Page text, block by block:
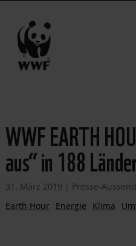
WWF EARTH
aus“ in 188
31. März 2019 | Presse-
Earth Hour Energie Klima